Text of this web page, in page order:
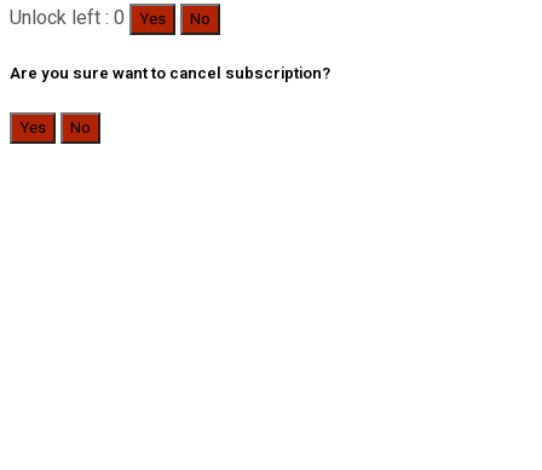
Unlock left : 0 Yes No
Are you sure want to cancel subscription?
Yes No